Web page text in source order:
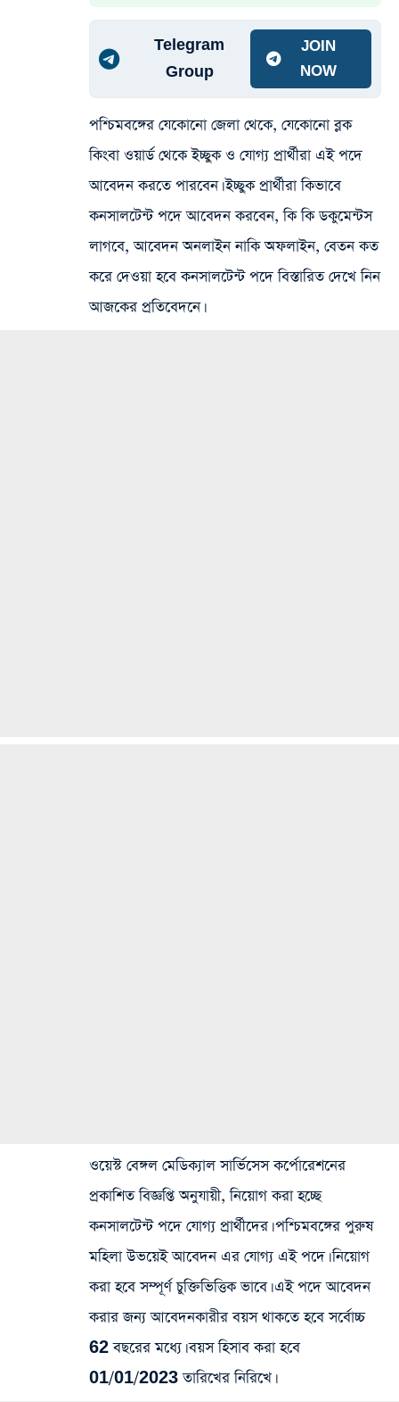
Telegram
Group
JOIN
NOW
পশ্চিমবঙ্গের যেকোনো জেলা থেকে, যেকোনো ব্লক
কিংবা ওয়ার্ড থেকে ইচ্ছুক ও যোগ্য প্রার্থীরা এই পদে
আবেদন করতে পারবেন। ইচ্ছুক প্রার্থীরা কিভাবে
কনসালটেন্ট পদে আবেদন করবেন, কি কি ডকুমেন্টস
লাগবে, আবেদন অনলাইন নাকি অফলাইন, বেতন কত
করে দেওয়া হবে কনসালটেন্ট পদে বিস্তারিত দেখে নিন
আজকের প্রতিবেদনে।
ওয়েস্ট বেঙ্গল মেডিক্যাল সার্ভিসেস কর্পোরেশনের
প্রকাশিত বিজ্ঞপ্তি অনুযায়ী, নিয়োগ করা হচ্ছে
কনসালটেন্ট পদে যোগ্য প্রার্থীদের। পশ্চিমবঙ্গের পুরুষ
মহিলা উভয়েই আবেদন এর যোগ্য এই পদে। নিয়োগ
করা হবে সম্পূর্ণ চুক্তিভিত্তিক ভাবে। এই পদে আবেদন
করার জন্য আবেদনকারীর বয়স থাকতে হবে সর্বোচ্চ
62 বছরের মধ্যে। বয়স হিসাব করা হবে
01/01/2023 তারিখের নিরিখে।